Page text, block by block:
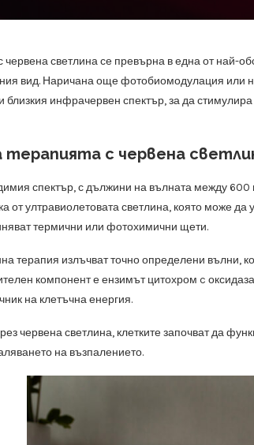
червена светлина се превърна в една от
вид. Наричана още фотобиомодулация или
инфрачервен спектър, за да
терапията с червена
спектър, с дължини на вълната между
от ултравиолетовата светлина, която може
термични или фотохимични щети.
терапия излъчват точно определени вълни,
компонент е ензимът цитохром c
на клетъчна енергия.
червена светлина, клетките започват да
на възпалението.